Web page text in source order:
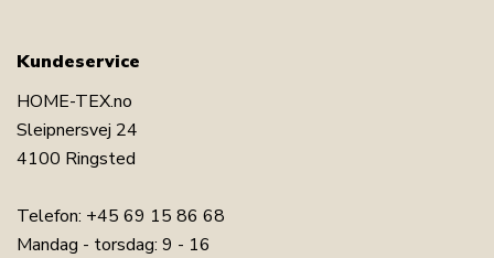
Kundeservice
HOME-TEX.no
Sleipnersvej 24
4100 Ringsted
Telefon: +45 69 15 86 68
Mandag - torsdag: 9 - 16